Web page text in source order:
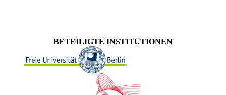
BETEILIGTE INSTITUTIONEN